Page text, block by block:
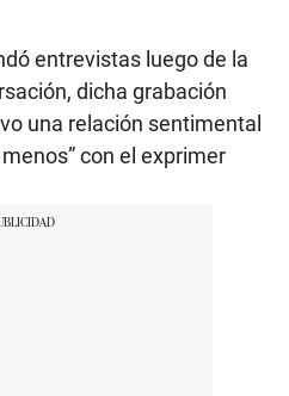
entrevistas luego de la
dicha grabación
una relación sentimental
con el exprimer